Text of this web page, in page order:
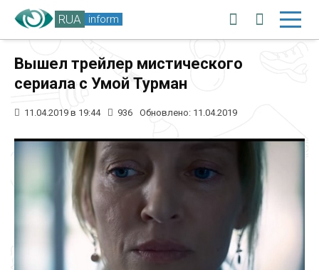
RUA inform
Вышел трейлер мистического
сериала с Умой Турман
11.04.2019 в 19:44 936 Обновлено: 11.04.2019